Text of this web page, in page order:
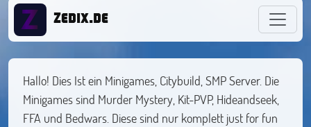
Zedix.de
Hallo! Dies Ist ein Minigames, Citybuild, SMP Server. Die
Minigames sind Murder Mystery, Kit-PVP, Hideandseek,
FFA und Bedwars. Diese sind nur komplett just for fun